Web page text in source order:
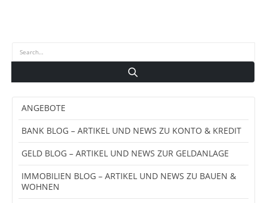
ANGEBOTE
BANK BLOG – ARTIKEL UND NEWS ZU KONTO & KREDIT
GELD BLOG – ARTIKEL UND NEWS ZUR GELDANLAGE
IMMOBILIEN BLOG – ARTIKEL UND NEWS ZU BAUEN &
WOHNEN